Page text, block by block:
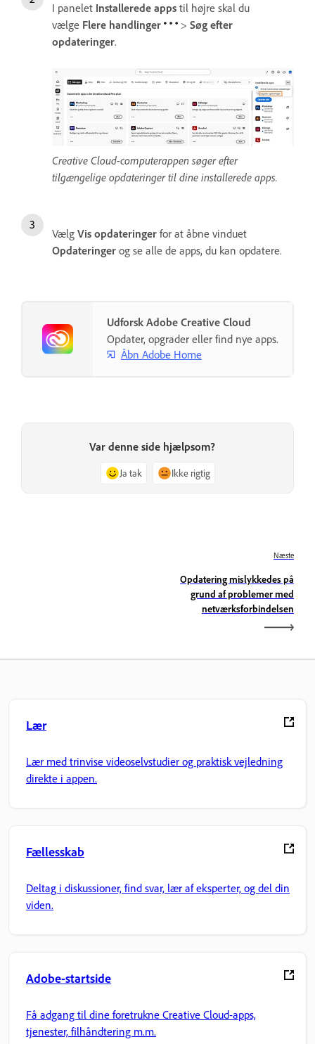
I panelet Installerede apps til højre skal du
vælge Flere handlinger > Søg efter
opdateringer.
Creative Cloud-computerappen søger efter
tilgængelige opdateringer til dine installerede apps.
Vælg Vis opdateringer for at åbne vinduet
Opdateringer og se alle de apps, du kan opdatere.
Udforsk Adobe Creative Cloud
Opdater, opgrader eller find nye apps.
Åbn Adobe Home
Var denne side hjælpsom?
Ja tak Ikke rigtig
Næste
Opdatering mislykkedes på
grund af problemer med
netværksforbindelsen
Lær
Lær med trinvise videoselvstudier og praktisk vejledning
direkte i appen.
Fællesskab
Deltag i diskussioner, find svar, lær af eksperter, og del din
viden.
Adobe-startside
Få adgang til dine foretrukne Creative Cloud-apps,
tjenester, filhåndtering m.m.